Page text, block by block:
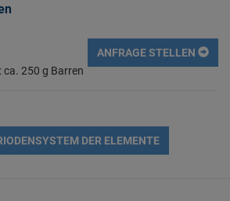
250 g Barren
ANFRAGE STELLEN
DER ELEMENTE